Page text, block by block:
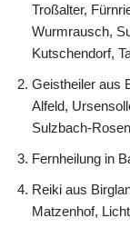
Troßalter,
Wurmrausch,
Kutschendorf,
Geistheiler aus
Alfeld,
Sulzbach-
Fernheilung in
Reiki aus
Matzenhof,